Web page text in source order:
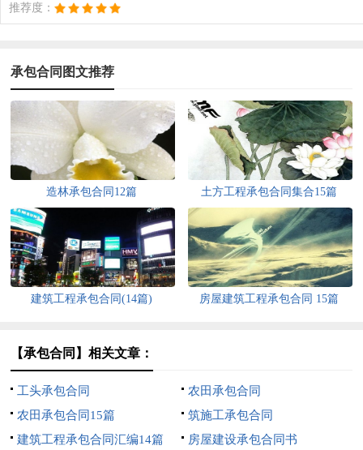
推荐度：
承包合同图文推荐
造林承包合同12篇 土方工程承包合同集合15篇
建筑工程承包合同(14篇) 房屋建筑工程承包合同 15篇
【承包合同】相关文章：
工头承包合同
农田承包合同
农田承包合同15篇
筑施工承包合同
建筑工程承包合同汇编14篇
房屋建设承包合同书